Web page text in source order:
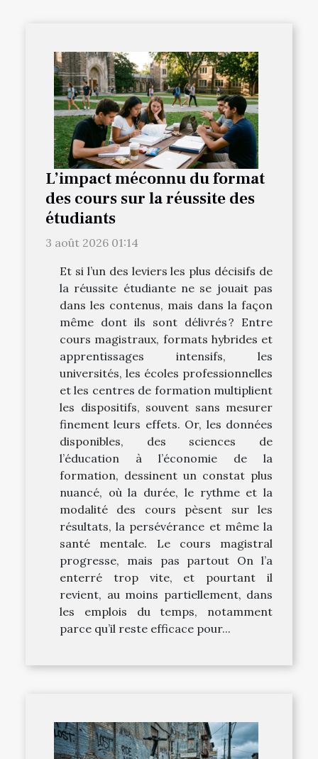
L’impact méconnu du format
des cours sur la réussite des
étudiants
3 août 2026 01:14
Et si l’un des leviers les plus décisifs de
la réussite étudiante ne se jouait pas
dans les contenus, mais dans la façon
même dont ils sont délivrés ? Entre
cours magistraux, formats hybrides et
apprentissages intensifs, les
universités, les écoles professionnelles
et les centres de formation multiplient
les dispositifs, souvent sans mesurer
finement leurs effets. Or, les données
disponibles, des sciences de
l’éducation à l’économie de la
formation, dessinent un constat plus
nuancé, où la durée, le rythme et la
modalité des cours pèsent sur les
résultats, la persévérance et même la
santé mentale. Le cours magistral
progresse, mais pas partout On l’a
enterré trop vite, et pourtant il
revient, au moins partiellement, dans
les emplois du temps, notamment
parce qu’il reste efficace pour...